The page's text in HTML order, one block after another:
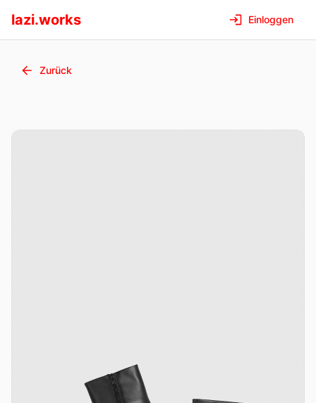
lazi.works Einloggen
Zurück